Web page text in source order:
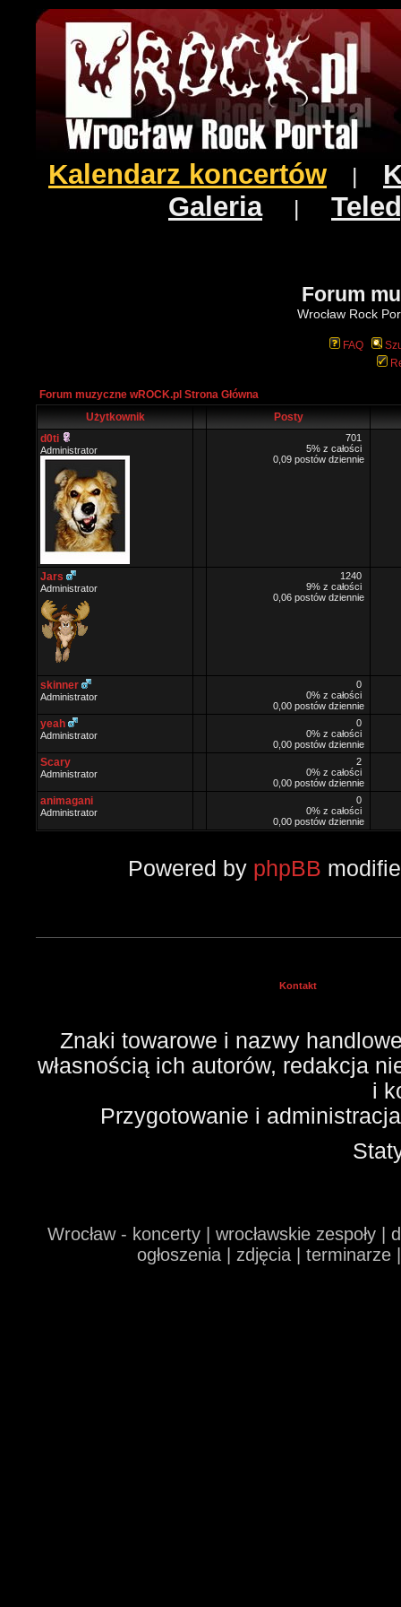
Kalendarz koncertów
Galeria|
Forum
Wrocław Rock
FAQ
Forum muzyczne wROCK.pl Strona Główna
Użytkownik
Posty
d0ti
Administrator
701
5% z całości
0,09 postów dziennie
Jars
Administrator
1240
9% z całości
0,06 postów dziennie
skinner
Administrator
0
0% z całości
0,00 postów dziennie
yeah
Administrator
0
0% z całości
0,00 postów dziennie
Scary
Administrator
2
0% z całości
0,00 postów dziennie
animagani
Administrator
0
0% z całości
0,00 postów dziennie
Powered by phpBB
Kontakt
Znaki towarowe i nazwy
własnością ich autorów, redakcja
i
Przygotowanie i
Wrocław - koncerty | wrocławskie zespoły
ogłoszenia | zdjęcia |